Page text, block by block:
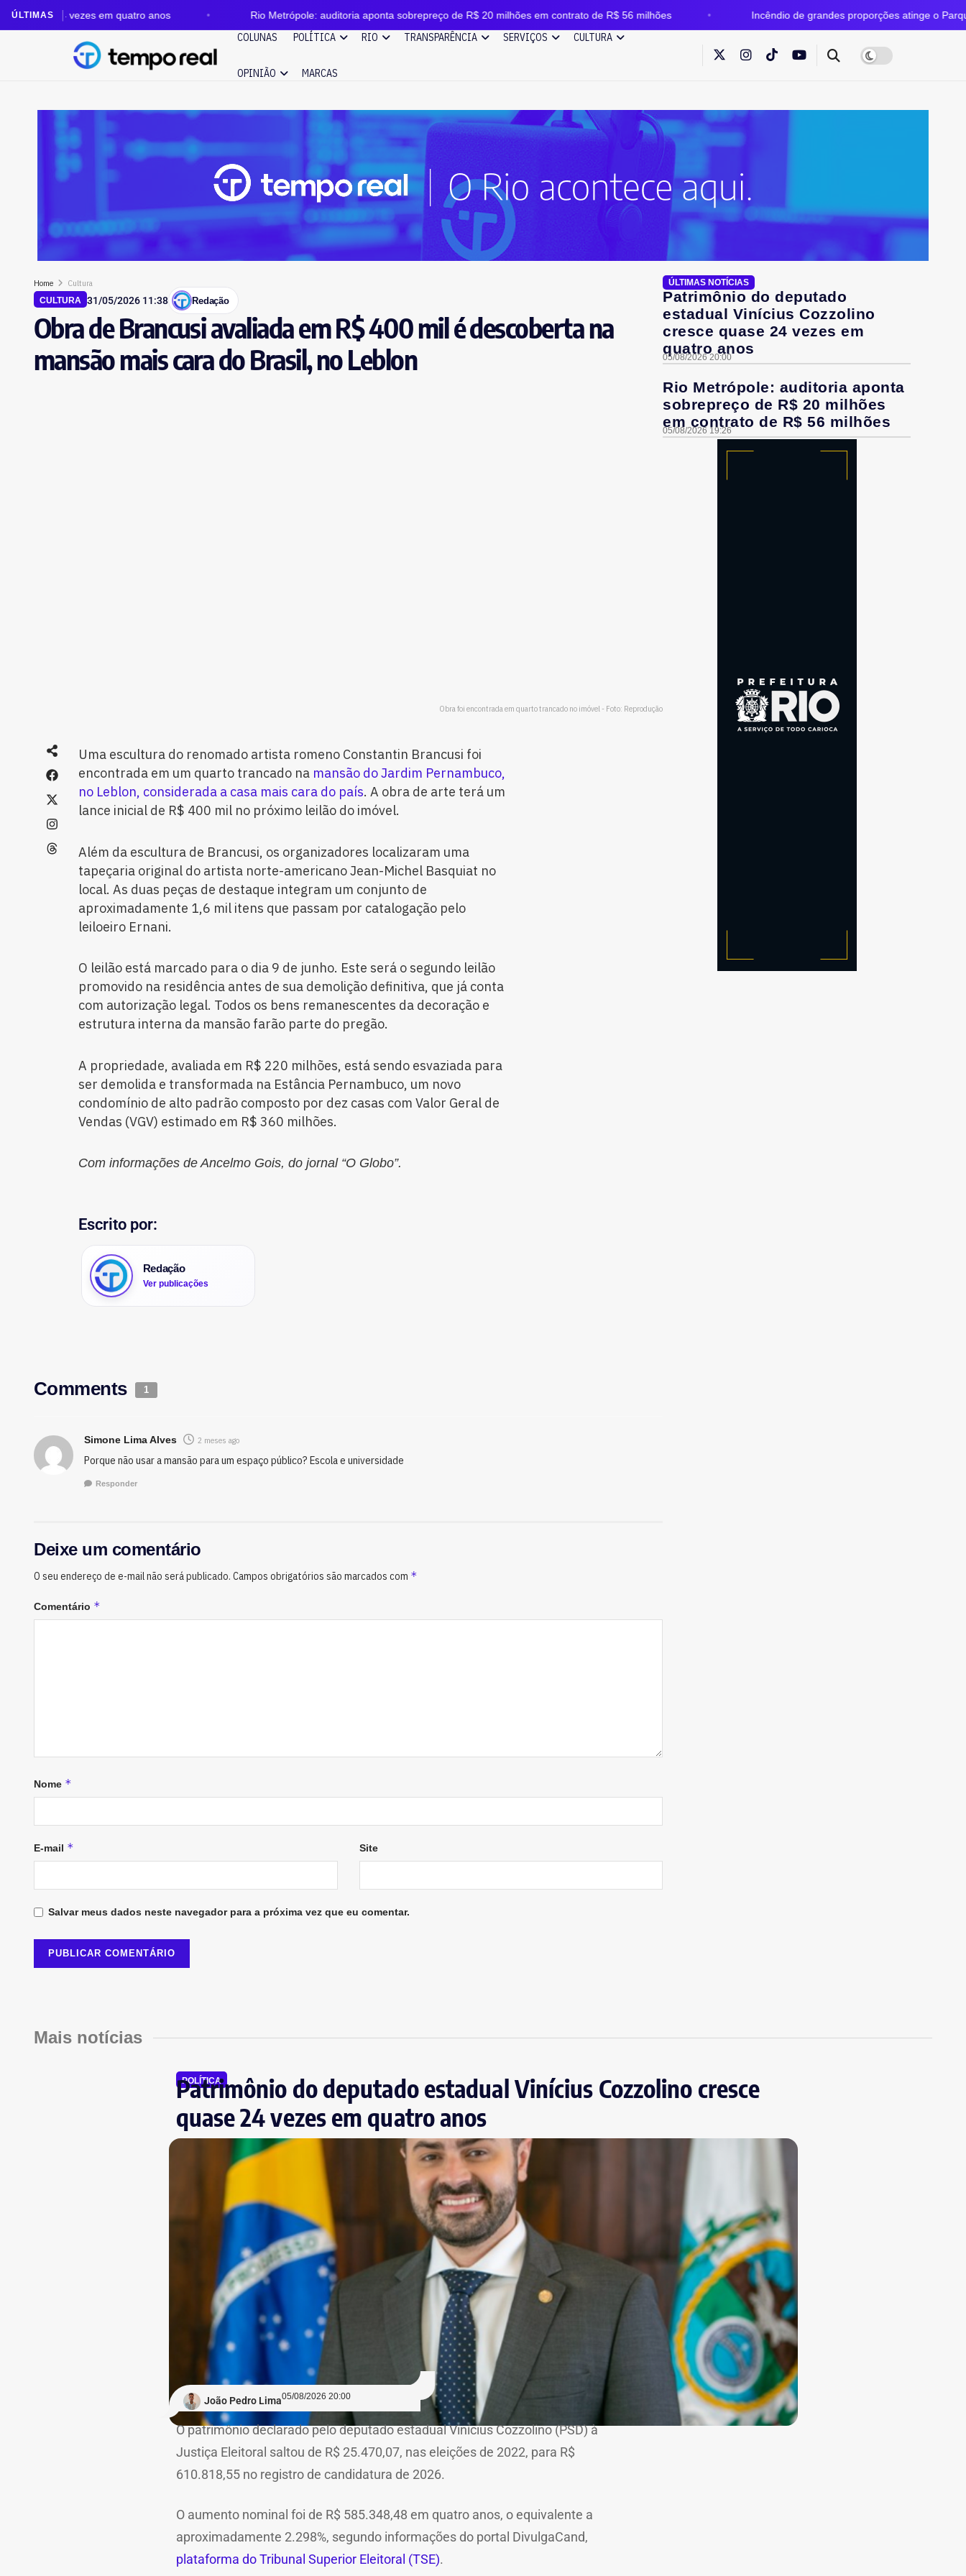
ÚLTIMAS
em quatro anos Rio Metrópole: auditoria aponta sobrepreço de R$ 20 milhões em contrato de R$ 56 milhões Incêndio de grandes proporções atinge o Parque Estadual do
COLUNAS POLÍTICA RIO TRANSPARÊNCIA SERVIÇOS CULTURA
OPINIÃO MARCAS
Home Cultura
CULTURA 31/05/2026 11:38 Redação
Obra de Brancusi avaliada em R$ 400 mil é descoberta na
mansão mais cara do Brasil, no Leblon
Obra foi encontrada em quarto trancado no imóvel - Foto: Reprodução
Uma escultura do renomado artista romeno Constantin Brancusi foi
encontrada em um quarto trancado na mansão do Jardim Pernambuco,
no Leblon, considerada a casa mais cara do país. A obra de arte terá um
lance inicial de R$ 400 mil no próximo leilão do imóvel.
Além da escultura de Brancusi, os organizadores localizaram uma
tapeçaria original do artista norte-americano Jean-Michel Basquiat no
local. As duas peças de destaque integram um conjunto de
aproximadamente 1,6 mil itens que passam por catalogação pelo
leiloeiro Ernani.
O leilão está marcado para o dia 9 de junho. Este será o segundo leilão
promovido na residência antes de sua demolição definitiva, que já conta
com autorização legal. Todos os bens remanescentes da decoração e
estrutura interna da mansão farão parte do pregão.
A propriedade, avaliada em R$ 220 milhões, está sendo esvaziada para
ser demolida e transformada na Estância Pernambuco, um novo
condomínio de alto padrão composto por dez casas com Valor Geral de
Vendas (VGV) estimado em R$ 360 milhões.
Com informações de Ancelmo Gois, do jornal “O Globo”.
Escrito por:
Redação
Ver publicações
ÚLTIMAS NOTÍCIAS
Patrimônio do deputado
estadual Vinícius Cozzolino
cresce quase 24 vezes em
quatro anos
05/08/2026 20:00
Rio Metrópole: auditoria aponta
sobrepreço de R$ 20 milhões
em contrato de R$ 56 milhões
05/08/2026 19:26
Comments 1
Simone Lima Alves 2 meses ago
Porque não usar a mansão para um espaço público? Escola e universidade
Responder
Deixe um comentário
O seu endereço de e-mail não será publicado. Campos obrigatórios são marcados com *
Comentário *
Nome *
E-mail * Site
Salvar meus dados neste navegador para a próxima vez que eu comentar.
Mais notícias
POLÍTICA
Patrimônio do deputado estadual Vinícius Cozzolino cresce
quase 24 vezes em quatro anos
João Pedro Lima05/08/2026 20:00
O patrimônio declarado pelo deputado estadual Vinícius Cozzolino (PSD) à
Justiça Eleitoral saltou de R$ 25.470,07, nas eleições de 2022, para R$
610.818,55 no registro de candidatura de 2026.
O aumento nominal foi de R$ 585.348,48 em quatro anos, o equivalente a
aproximadamente 2.298%, segundo informações do portal DivulgaCand,
plataforma do Tribunal Superior Eleitoral (TSE).